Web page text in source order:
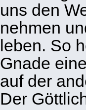
uns den
nehmen
leben. So
Gnade
auf der
Der